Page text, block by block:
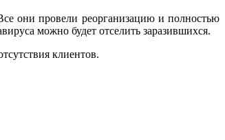
они провели реорганизацию и полностью
можно будет отселить заразившихся.
клиентов.